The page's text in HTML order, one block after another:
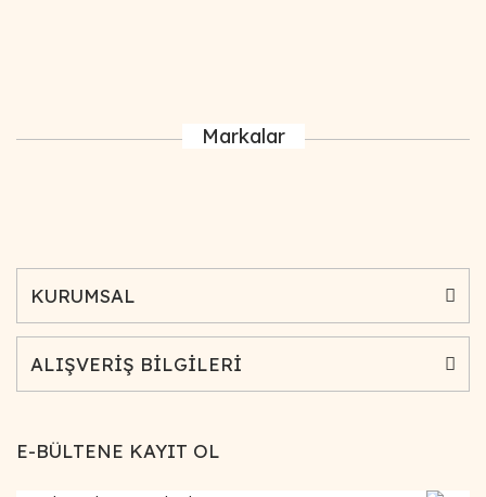
Markalar
KURUMSAL
ALIŞVERİŞ BİLGİLERİ
E-BÜLTENE KAYIT OL